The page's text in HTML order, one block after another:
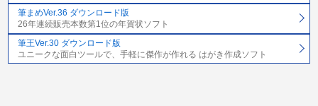
筆まめVer.36 ダウンロード版
26年連続販売本数第1位の年賀状ソフト
筆王Ver.30 ダウンロード版
ユニークな面白ツールで、手軽に傑作が作れる はがき作成ソフト